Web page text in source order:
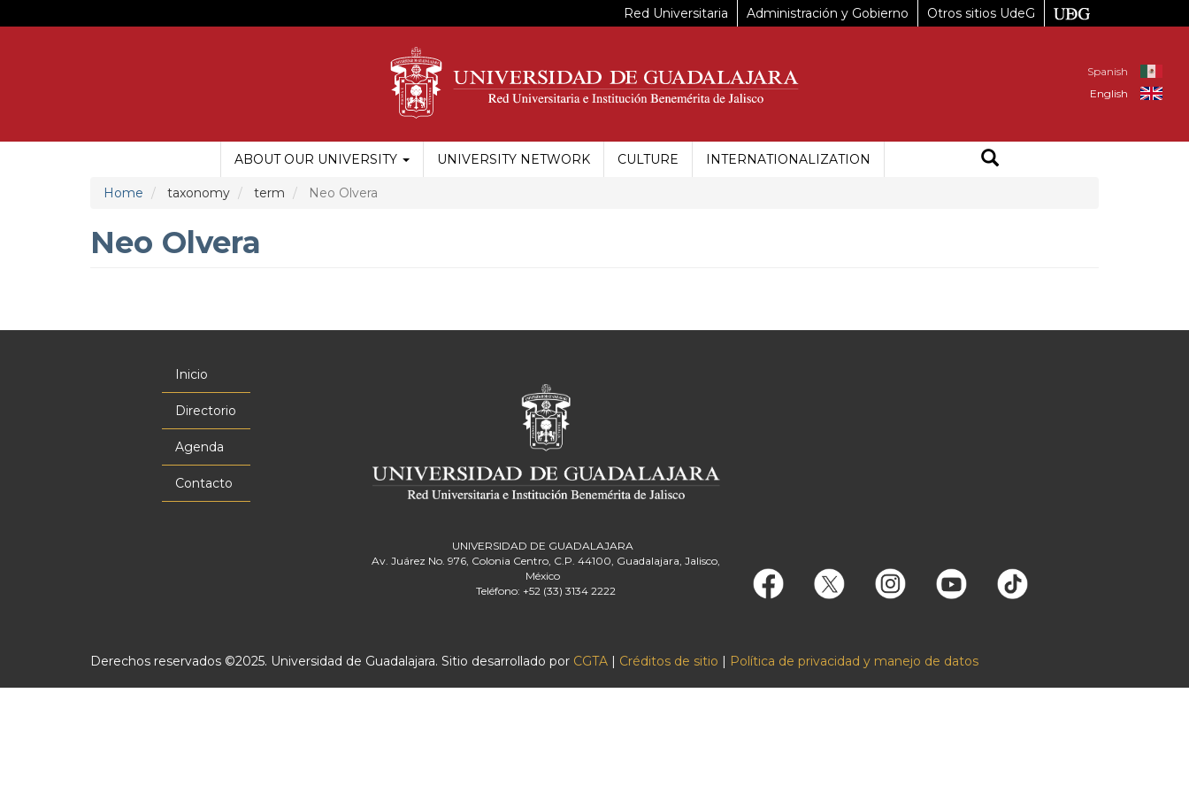
to
Red Universitaria Administración y Gobierno Otros sitios UdeG
Spanish
English
MAIN
MENU
ABOUT OUR UNIVERSITY UNIVERSITY NETWORK CULTURE INTERNATIONALIZATION
Home taxonomy term Neo Olvera
Neo Olvera
principal
Inicio
Directorio
Agenda
Contacto
UNIVERSIDAD DE GUADALAJARA
Av. Juárez No. 976, Colonia Centro, C.P. 44100, Guadalajara, Jalisco,
México
Teléfono: +52 (33) 3134 2222
Derechos reservados ©2025. Universidad de Guadalajara. Sitio desarrollado por CGTA Créditos de sitio Política de privacidad y manejo de datos